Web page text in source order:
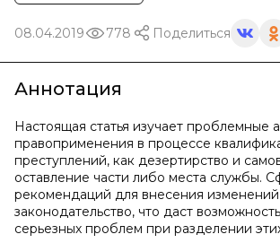
08.04.2019 778 Поделиться
Аннотация
Настоящая статья изучает проблемные
правоприменения в процессе
преступлений, как дезертирство и
оставление части либо места службы.
рекомендаций для внесения изменений
законодательство, что даст
серьезных проблем при разделении